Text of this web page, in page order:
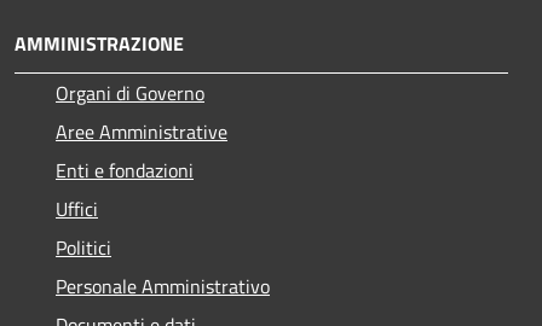
AMMINISTRAZIONE
Organi di Governo
Aree Amministrative
Enti e fondazioni
Uffici
Politici
Personale Amministrativo